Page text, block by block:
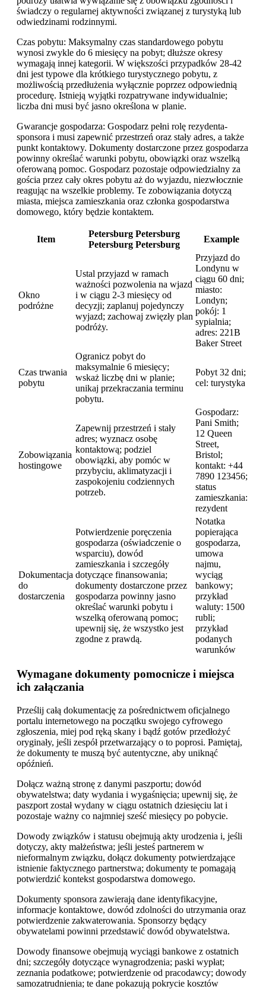
świadczy o regularnej aktywności związanej z turystyką lub
odwiedzinami rodzinnymi.
Czas pobytu: Maksymalny czas standardowego pobytu
wynosi zwykle do 6 miesięcy na pobyt; dłuższe okresy
wymagają innej kategorii. W większości przypadków 28-42
dni jest typowe dla krótkiego turystycznego pobytu, z
możliwością przedłużenia wyłącznie poprzez odpowiednią
procedurę. Istnieją wyjątki rozpatrywane indywidualnie;
liczba dni musi być jasno określona w planie.
Gwarancje gospodarza: Gospodarz pełni rolę rezydenta-
sponsora i musi zapewnić przestrzeń oraz stały adres, a także
punkt kontaktowy. Dokumenty dostarczone przez gospodarza
powinny określać warunki pobytu, obowiązki oraz wszelką
oferowaną pomoc. Gospodarz pozostaje odpowiedzialny za
gościa przez cały okres pobytu aż do wyjazdu, niezwłocznie
reagując na wszelkie problemy. Te zobowiązania dotyczą
miasta, miejsca zamieszkania oraz członka gospodarstwa
domowego, który będzie kontaktem.
Item
Petersburg Petersburg
Petersburg Petersburg
Example
Okno
podróżne
Ustal przyjazd w ramach
ważności pozwolenia na wjazd
i w ciągu 2-3 miesięcy od
decyzji; zaplanuj pojedynczy
wyjazd; zachowaj zwięzły plan
podróży.
Przyjazd do
Londynu w
ciągu 60 dni;
miasto:
Londyn;
pokój: 1
sypialnia;
adres: 221B
Baker Street
Czas trwania
pobytu
Ogranicz pobyt do
maksymalnie 6 miesięcy;
wskaż liczbę dni w planie;
unikaj przekraczania terminu
pobytu.
Pobyt 32 dni;
cel: turystyka
Zobowiązania
hostingowe
Zapewnij przestrzeń i stały
adres; wyznacz osobę
kontaktową; podziel
obowiązki, aby pomóc w
przybyciu, aklimatyzacji i
zaspokojeniu codziennych
potrzeb.
Gospodarz:
Pani Smith;
12 Queen
Street,
Bristol;
kontakt: +44
7890 123456;
status
zamieszkania:
rezydent
Dokumentacja
do
dostarczenia
Potwierdzenie poręczenia
gospodarza (oświadczenie o
wsparciu), dowód
zamieszkania i szczegóły
dotyczące finansowania;
dokumenty dostarczone przez
gospodarza powinny jasno
określać warunki pobytu i
wszelką oferowaną pomoc;
upewnij się, że wszystko jest
zgodne z prawdą.
Notatka
popierająca
gospodarza,
umowa
najmu,
wyciąg
bankowy;
przykład
waluty: 1500
rubli;
przykład
podanych
warunków
Wymagane dokumenty pomocnicze i miejsca
ich załączania
Prześlij całą dokumentację za pośrednictwem oficjalnego
portalu internetowego na początku swojego cyfrowego
zgłoszenia, miej pod ręką skany i bądź gotów przedłożyć
oryginały, jeśli zespół przetwarzający o to poprosi. Pamiętaj,
że dokumenty te muszą być autentyczne, aby uniknąć
opóźnień.
Dołącz ważną stronę z danymi paszportu; dowód
obywatelstwa; daty wydania i wygaśnięcia; upewnij się, że
paszport został wydany w ciągu ostatnich dziesięciu lat i
pozostaje ważny co najmniej sześć miesięcy po pobycie.
Dowody związków i statusu obejmują akty urodzenia i, jeśli
dotyczy, akty małżeństwa; jeśli jesteś partnerem w
nieformalnym związku, dołącz dokumenty potwierdzające
istnienie faktycznego partnerstwa; dokumenty te pomagają
potwierdzić kontekst gospodarstwa domowego.
Dokumenty sponsora zawierają dane identyfikacyjne,
informacje kontaktowe, dowód zdolności do utrzymania oraz
potwierdzenie zakwaterowania. Sponsorzy będący
obywatelami powinni przedstawić dowód obywatelstwa.
Dowody finansowe obejmują wyciągi bankowe z ostatnich
dni; szczegóły dotyczące wynagrodzenia; paski wypłat;
zeznania podatkowe; potwierdzenie od pracodawcy; dowody
samozatrudnienia; te dane pokazują pokrycie kosztów